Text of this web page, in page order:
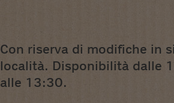
Con riserva di modifiche in
località. Disponibilità dalle
alle 13:30.